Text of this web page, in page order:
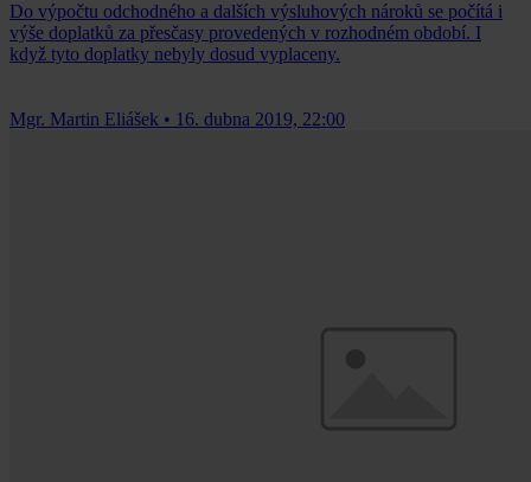
Do výpočtu odchodného a dalších výsluhových nároků se počítá i
výše doplatků za přesčasy provedených v rozhodném období. I
když tyto doplatky nebyly dosud vyplaceny.
Mgr. Martin Eliášek • 16. dubna 2019, 22:00